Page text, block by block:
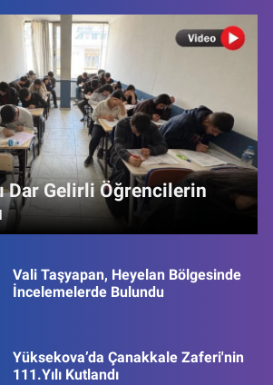
Dar Gelirli Öğrencilerin
Vali Taşyapan, Heyelan Bölgesinde
İncelemelerde Bulundu
Yüksekova’da Çanakkale Zaferi'nin
111.Yılı Kutlandı